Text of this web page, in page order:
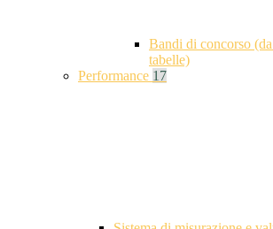
Bandi di concorso
tabelle)
Performance 17